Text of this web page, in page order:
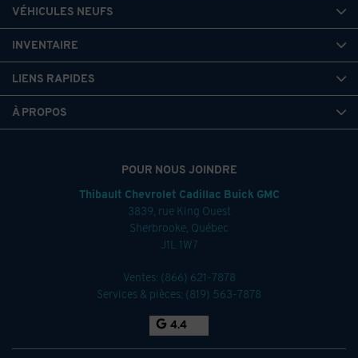
POUR NOUS JOINDRE
Thibault Chevrolet Cadillac Buick GMC
3839, rue King Ouest
Sherbrooke Québec
J1L 1W7
Ventes: (866) 621-7878
Services & pièces: (819) 563-7878
4.4
VÉHICULES NEUFS
INVENTAIRE
LIENS RAPIDES
À PROPOS